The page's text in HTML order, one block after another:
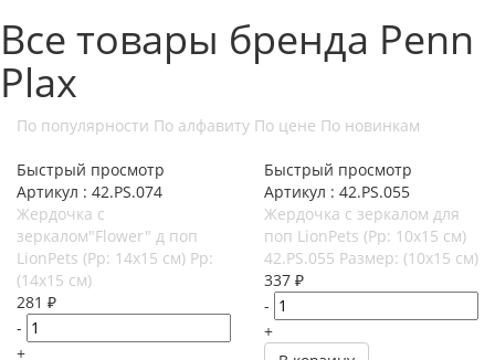
Все товары бренда Penn
Plax
По популярности По алфавиту По цене По новинкам
Быстрый просмотр
Артикул : 42.PS.074
Жердочка с
зеркалом"Flower" д поп
LionPets (Рр: 14х15 см) Рр:
(14х15 см)
281 ₽
-
+
Быстрый просмотр
Артикул : 42.PS.055
Жердочка с зеркалом для
поп LionPets (Рр: 10х15 см)
42.PS.055 Размер: (10х15 см)
337 ₽
-
+